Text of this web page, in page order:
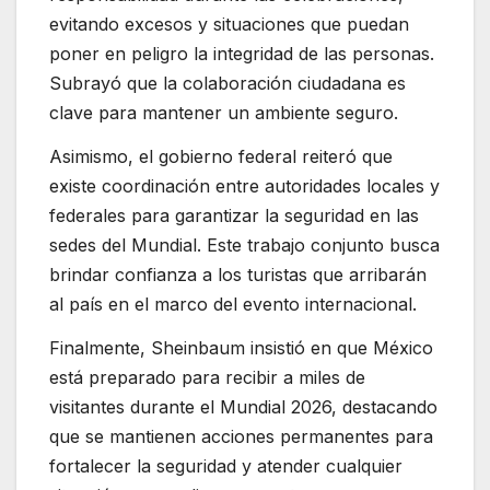
evitando excesos y situaciones que puedan
poner en peligro la integridad de las personas.
Subrayó que la colaboración ciudadana es
clave para mantener un ambiente seguro.
Asimismo, el gobierno federal reiteró que
existe coordinación entre autoridades locales y
federales para garantizar la seguridad en las
sedes del Mundial. Este trabajo conjunto busca
brindar confianza a los turistas que arribarán
al país en el marco del evento internacional.
Finalmente, Sheinbaum insistió en que México
está preparado para recibir a miles de
visitantes durante el Mundial 2026, destacando
que se mantienen acciones permanentes para
fortalecer la seguridad y atender cualquier